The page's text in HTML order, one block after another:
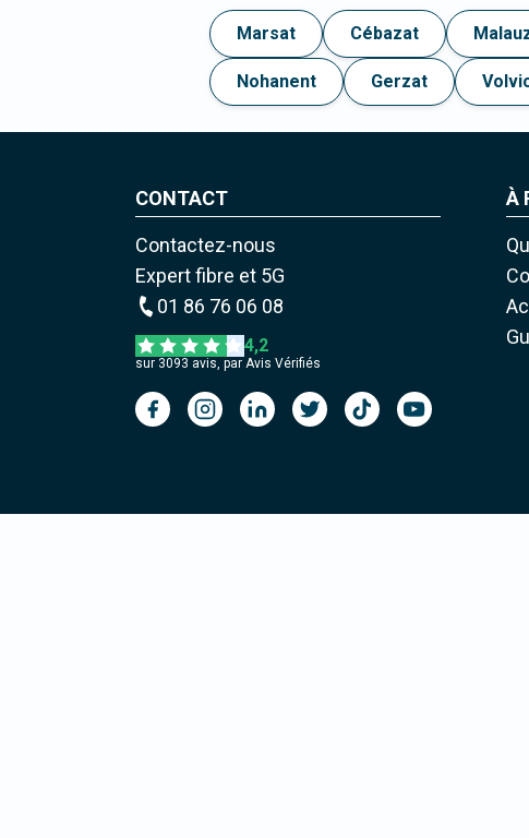
Marsat Cébazat
Nohanent Gerzat
CONTACT
Contactez-nous
Expert fibre et 5G
01 86 76 06 08
4,2
sur 3093 avis, par Avis Vérifiés
À